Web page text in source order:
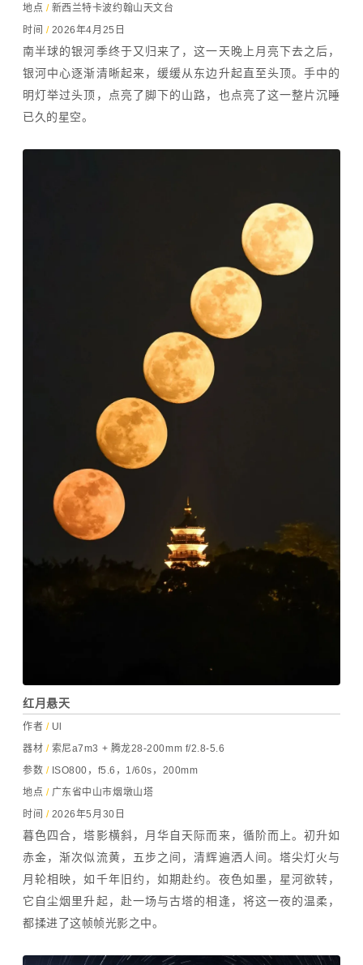
地点 /新西兰特卡波约翰山天文台
时间 / 2026年4月25日
南半球的银河季终于又归来了，这一天晚上月亮下去之后，
银河中心逐渐清晰起来，缓缓从东边升起直至头顶。手中的
明灯举过头顶，点亮了脚下的山路，也点亮了这一整片沉睡
已久的星空。
红月悬天
作者 /Ul
器材 /索尼a7m3 + 腾龙28-200mm f/2.8-5.6
参数 / ISO800，f5.6，1/60s，200mm
地点 /广东省中山市烟墩山塔
时间 / 2026年5月30日
暮色四合，塔影横斜，月华自天际而来，循阶而上。初升如
赤金，渐次似流黄，五步之间，清辉遍洒人间。塔尖灯火与
月轮相映，如千年旧约，如期赴约。夜色如墨，星河欲转，
它自尘烟里升起，赴一场与古塔的相逢，将这一夜的温柔，
都揉进了这帧帧光影之中。